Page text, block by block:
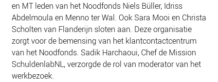
en MT leden van het Noodfonds Niels Büller, Idriss
Abdelmoula en Menno ter Wal. Ook Sara Mooi en Christa
Scholten van Flanderijn sloten aan. Deze organisatie
zorgt voor de bemensing van het klantcontactcentrum
van het Noodfonds. Sadik Harchaoui, Chef de Mission
SchuldenlabNL, verzorgde de rol van moderator van het
werkbezoek.